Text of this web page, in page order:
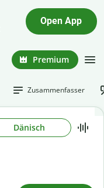
Open App
Premium
Zusammenfasser
Dänisch